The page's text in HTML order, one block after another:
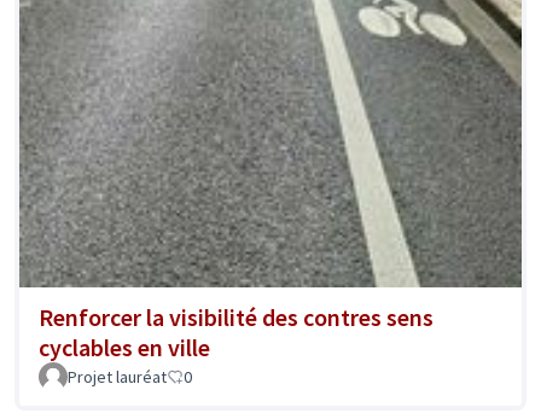
Renforcer la visibilité des contres sens
cyclables en ville
Projet lauréat 0